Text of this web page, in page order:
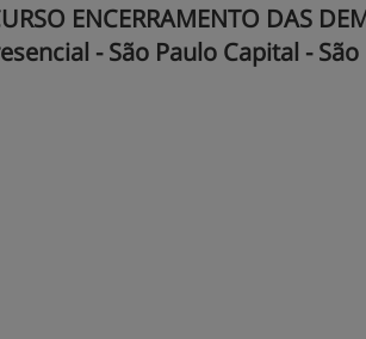
ENCERRAMENTO DAS
- São Paulo Capital -